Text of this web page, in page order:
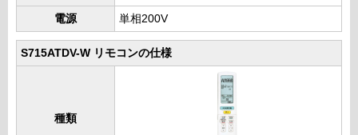
電源 単相200V
S715ATDV-W リモコンの仕様
種類